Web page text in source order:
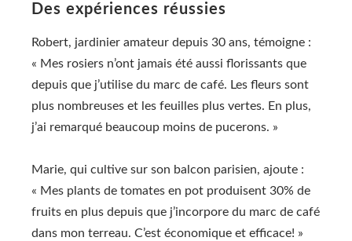
Des expériences réussies
Robert, jardinier amateur depuis 30 ans, témoigne :
« Mes rosiers n’ont jamais été aussi florissants que
depuis que j’utilise du marc de café. Les fleurs sont
plus nombreuses et les feuilles plus vertes. En plus,
j’ai remarqué beaucoup moins de pucerons. »
Marie, qui cultive sur son balcon parisien, ajoute :
« Mes plants de tomates en pot produisent 30% de
fruits en plus depuis que j’incorpore du marc de café
dans mon terreau. C’est économique et efficace! »